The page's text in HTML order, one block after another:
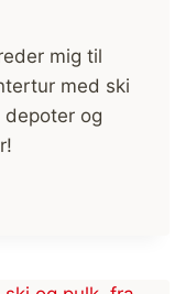
mig til
med ski
og